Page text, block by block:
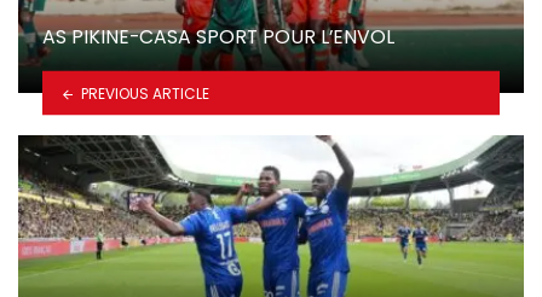
AS PIKINE-CASA SPORT POUR L’ENVOL
PREVIOUS ARTICLE